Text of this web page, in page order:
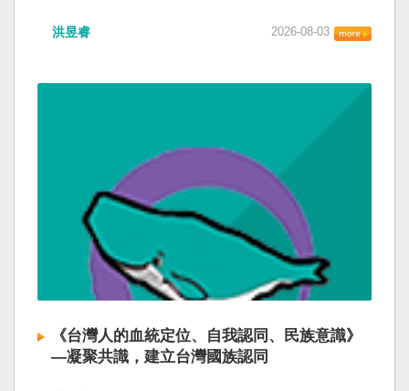
洪昱睿 2026-08-03
《台灣人的血統定位、自我認同、民族意識》
—凝聚共識，建立台灣國族認同